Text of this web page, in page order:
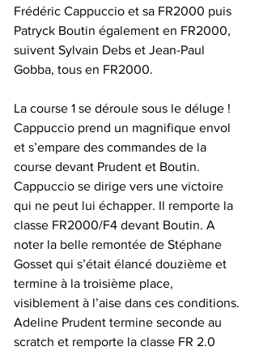
Frédéric Cappuccio et sa FR2000 puis
Patryck Boutin également en FR2000,
suivent Sylvain Debs et Jean-Paul
Gobba, tous en FR2000.
La course 1 se déroule sous le déluge !
Cappuccio prend un magnifique envol
et s’empare des commandes de la
course devant Prudent et Boutin.
Cappuccio se dirige vers une victoire
qui ne peut lui échapper. Il remporte la
classe FR2000/F4 devant Boutin. A
noter la belle remontée de Stéphane
Gosset qui s’était élancé douzième et
termine à la troisième place,
visiblement à l’aise dans ces conditions.
Adeline Prudent termine seconde au
scratch et remporte la classe FR 2.0